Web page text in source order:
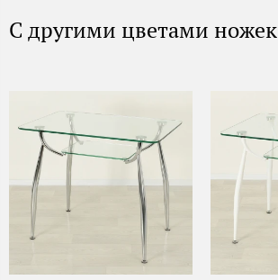
С другими цветами ножек